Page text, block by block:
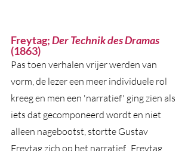
Freytag; Der Technik des Dramas
(1863)
Pas toen verhalen vrijer werden van
vorm, de lezer een meer individuele rol
kreeg en men een 'narratief' ging zien als
iets dat gecomponeerd wordt en niet
alleen nagebootst, stortte Gustav
Freytag zich op het narratief.  Freytag